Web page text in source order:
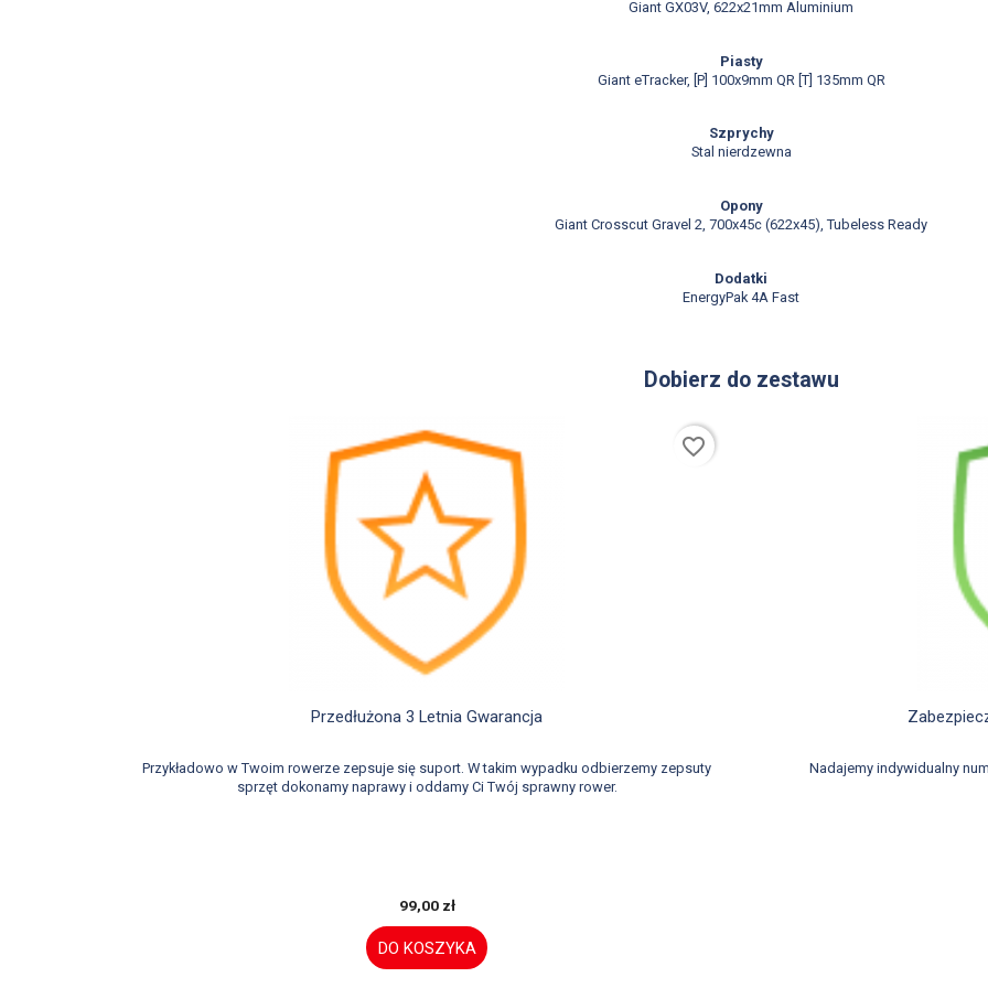
Giant GX03V, 622x21mm Aluminium
Piasty
Giant eTracker, [P] 100x9mm QR [T] 135mm QR
Szprychy
Stal nierdzewna
Opony
Giant Crosscut Gravel 2, 700x45c (622x45), Tubeless Ready
Dodatki
EnergyPak 4A Fast
Dobierz do zestawu
Szybki podgląd
Przedłużona 3 Letnia Gwarancja
Przykładowo w Twoim rowerze zepsuje się suport. W takim wypadku odbierzemy zepsuty
sprzęt dokonamy naprawy i oddamy Ci Twój sprawny rower.
99,00 zł
DO KOSZYKA
favorite_border
Nadajemy indywidualny